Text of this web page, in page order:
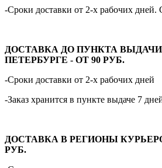
-Сроки доставки от 2-х рабочих
ДОСТАВКА ДО ПУНКТА
ПЕТЕРБУРГЕ - ОТ 90 РУБ.
-Сроки доставки от 2-х рабочих дней
-Заказ хранится в пункте выдаче 7
ДОСТАВКА В РЕГИОНЫ
РУБ.